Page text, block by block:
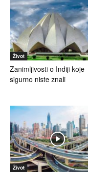
Život
Zanimljivosti o Indiji koje
sigurno niste znali
Život